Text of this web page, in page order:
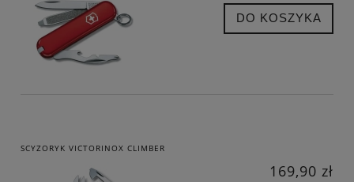
DO KOSZYKA
SCYZORYK VICTORINOX CLIMBER
169,90 zł